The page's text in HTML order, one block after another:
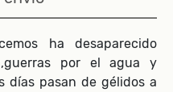
ha desaparecido
por el agua y
días pasan de gélidos a